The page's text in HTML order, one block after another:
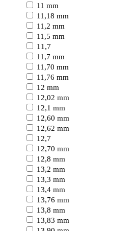
11 mm
11,18 mm
11,2 mm
11,5 mm
11,7
11,7 mm
11,70 mm
11,76 mm
12 mm
12,02 mm
12,1 mm
12,60 mm
12,62 mm
12,7
12,70 mm
12,8 mm
13,2 mm
13,3 mm
13,4 mm
13,76 mm
13,8 mm
13,83 mm